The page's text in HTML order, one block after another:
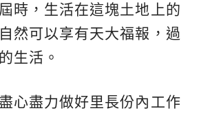
時，生活在這塊土地上的
然可以享有天大福報，過
生活。
心盡力做好里長份內工作